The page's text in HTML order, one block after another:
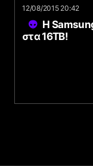
12/08/2015 20:42
Η
στα 16TB!